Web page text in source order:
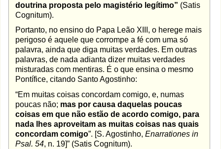
doutrina proposta pelo magistério legítimo” (Satis
Cognitum).
Portanto, no ensino do Papa Leão XIII, o herege mais
perigoso é aquele que corrompe a fé com uma só
palavra, ainda que diga muitas verdades. Em outras
palavras, de nada adianta dizer muitas verdades
misturadas com mentiras. É o que ensina o mesmo
Pontífice, citando Santo Agostinho:
“Em muitas coisas concordam comigo, e, numas
poucas não; mas por causa daquelas poucas
coisas em que não estão de acordo comigo, para
nada lhes aproveitam as muitas coisas nas quais
concordam comigo”. [S. Agostinho,Enarrationes in
Psal. 54, n. 19]” (Satis Cognitum).